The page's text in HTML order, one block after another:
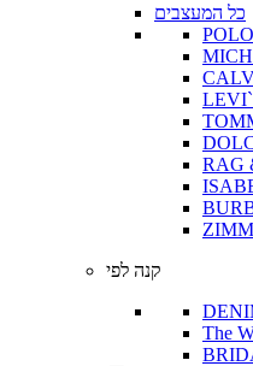
כל המעצבים
RAG
קנה לפי
The